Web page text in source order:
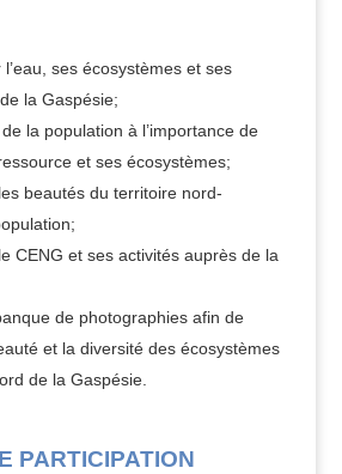
ses écosystèmes et ses
la Gaspésie;
la population à l’importance de
et ses écosystèmes;
beautés du territoire nord-
CENG et ses activités auprès de la
de photographies afin de
et la diversité des écosystèmes
de la Gaspésie.
PARTICIPATION